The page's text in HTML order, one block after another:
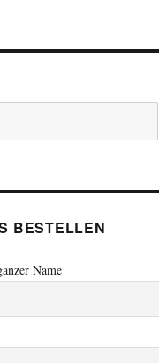
BESTELLEN
Name